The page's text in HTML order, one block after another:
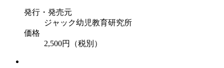
発行・発売元
ジャック幼児教育研究所
価格
2,500円（税別）